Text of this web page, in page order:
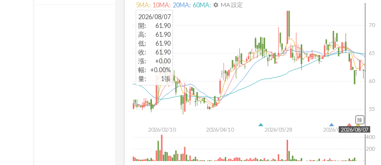
2026/02/10 2026/04/10 2026/05/28 2026/07/16
55
60
65
70
2026/08/07
200
400
2026/08/07
開:
61.90
高:
61.90
低:
61.90
收:
61.90
漲:
+0.00
幅: +0.00%
量: 1張
5MA: 10MA: 20MA: 60MA: settings MA 設定
除